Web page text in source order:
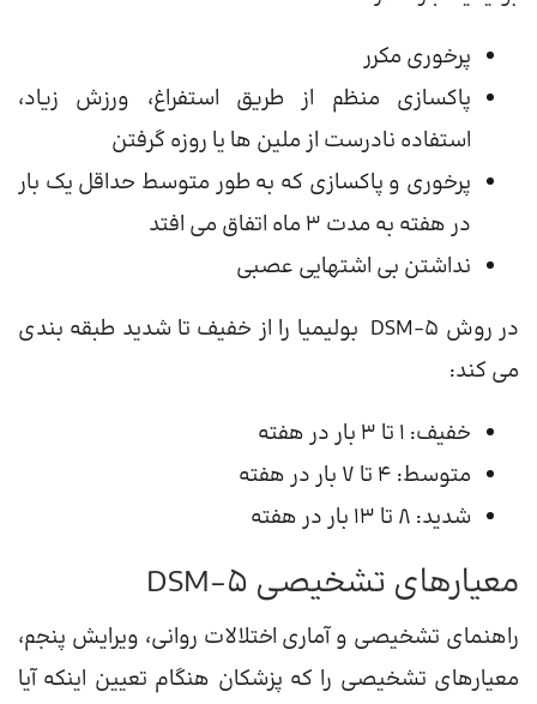
پرخوری مکرر
پاکسازی منظم از طریق استفراغ، ورزش زیاد،
استفاده نادرست از ملین ها یا روزه گرفتن
پرخوری و پاکسازی که به طور متوسط ​​حداقل یک بار
در هفته به مدت 3 ماه اتفاق می افتد
نداشتن بی اشتهایی عصبی
در روش DSM-5 بولیمیا را از خفیف تا شدید طبقه بندی
می کند:
خفیف: ۱ تا ۳ بار در هفته
متوسط: ۴ تا ۷ بار در هفته
شدید: ۸ تا ۱۳ بار در هفته
معیارهای تشخیصی DSM-5
راهنمای تشخیصی و آماری اختلالات روانی، ویرایش پنجم،
معیارهای تشخیصی را که پزشکان هنگام تعیین اینکه آیا